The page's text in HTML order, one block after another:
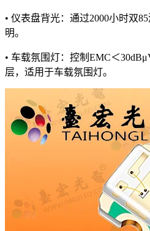
• 仪表盘背光：通过2000小时双
明。
• 车载氛围灯：控制EMC＜
层，适用于车载氛围灯。